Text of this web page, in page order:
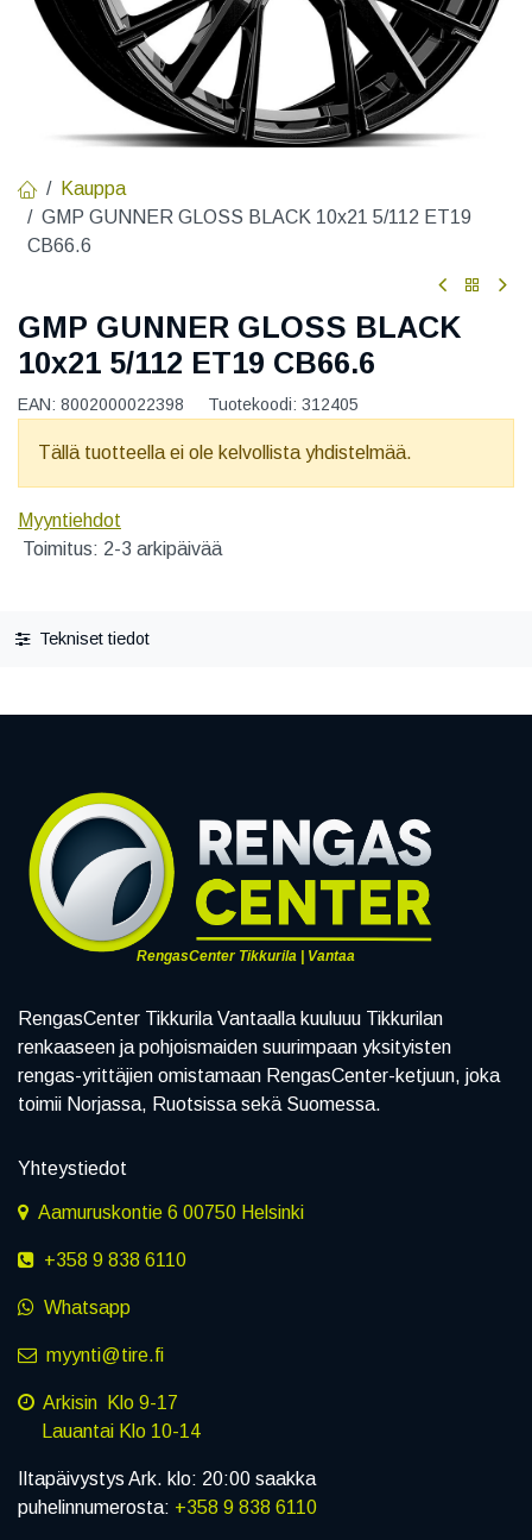
Kauppa
GMP GUNNER GLOSS BLACK 10x21 5/112 ET19
CB66.6
GMP GUNNER GLOSS BLACK
10x21 5/112 ET19 CB66.6
EAN: 8002000022398 Tuotekoodi: 312405
Tällä tuotteella ei ole kelvollista yhdistelmää.
Myyntiehdot
Toimitus: 2-3 arkipäivää
Tekniset tiedot
RengasCenter Tikkurila | Vantaa
RengasCenter Tikkurila Vantaalla kuuluuu Tikkurilan
renkaaseen ja pohjoismaiden suurimpaan yksityisten
rengas-yrittäjien omistamaan RengasCenter-ketjuun, joka
toimii Norjassa, Ruotsissa sekä Suomessa.
Yhteystiedot
Aamuruskontie 6 00750 Helsinki
+358 9 838 6110
Whatsapp
myynti@tire.fi
Arkisin Klo 9-17
Lauantai Klo 10-14
Iltapäivystys Ark. klo: 20:00 saakka
puhelinnumerosta: +358 9 838 6110